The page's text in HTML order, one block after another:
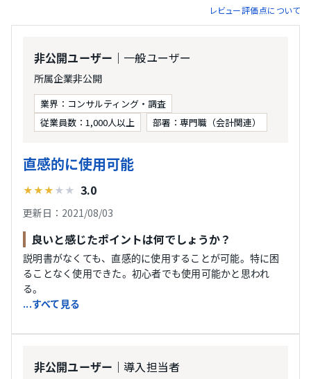
レビュー評価点について
非公開ユーザー ｜一般ユーザー
所属企業非公開
業界：コンサルティング・調査
従業員数：1,000人以上
部署：専門職（会計関連）
直感的に使用可能
★★★ ★ ★ 3.0
更新日：2021/08/03
良いと感じたポイントは何でしょうか？
説明書がなくても、直感的に使用することが可能。特に困
ることなく使用できた。初心者でも使用可能かと思われ
る。
...すべて見る
非公開ユーザー ｜導入担当者